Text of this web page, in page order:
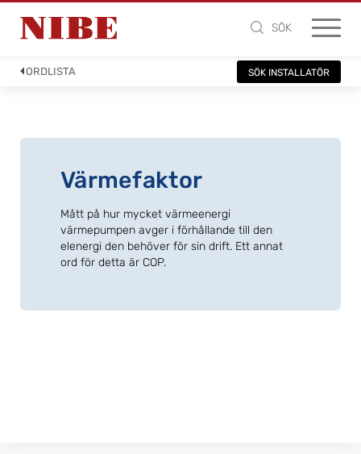
SÖK
ORDLISTA SÖK INSTALLATÖR
Värmefaktor
Mått på hur mycket värmeenergi
värmepumpen avger i förhållande till den
elenergi den behöver för sin drift. Ett annat
ord för detta är COP.